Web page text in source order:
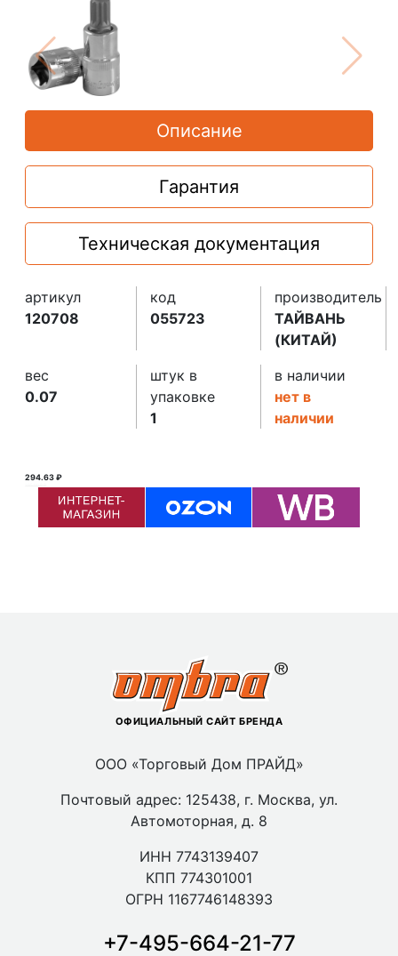
Описание
Гарантия
Техническая документация
артикул
120708
код
055723
производитель
ТАЙВАНЬ
(КИТАЙ)
вес
0.07
штук в
упаковке
1
в наличии
нет в
наличии
294.63 ₽
ОФИЦИАЛЬНЫЙ САЙТ БРЕНДА
ООО «Торговый Дом ПРАЙД»
Почтовый адрес: 125438, г. Москва, ул.
Автомоторная, д. 8
ИНН 7743139407
КПП 774301001
ОГРН 1167746148393
+7-495-664-21-77